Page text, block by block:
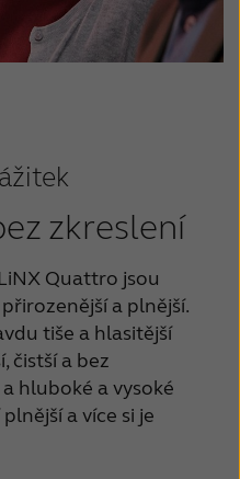
zkreslení
Quattro jsou
a plnější.
tiše a hlasitější
čistší a bez
hluboké a vysoké
a více si je